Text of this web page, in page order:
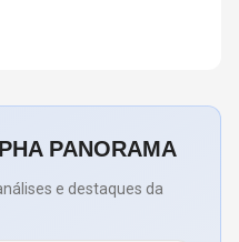
PANORAMA
e destaques da